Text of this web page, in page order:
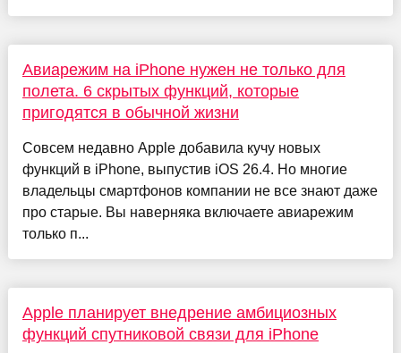
Авиарежим на iPhone нужен не только для
полета. 6 скрытых функций, которые
пригодятся в обычной жизни
Совсем недавно Apple добавила кучу новых
функций в iPhone, выпустив iOS 26.4. Но многие
владельцы смартфонов компании не все знают даже
про старые. Вы наверняка включаете авиарежим
только п...
Apple планирует внедрение амбициозных
функций спутниковой связи для iPhone